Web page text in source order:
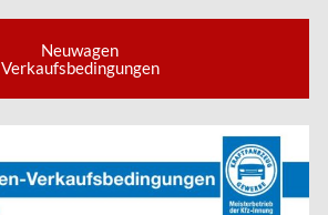
Neuwagen
Verkaufsbedingungen